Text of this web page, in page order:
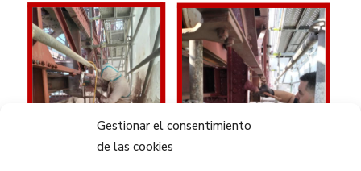
Gestionar el consentimiento
de las cookies